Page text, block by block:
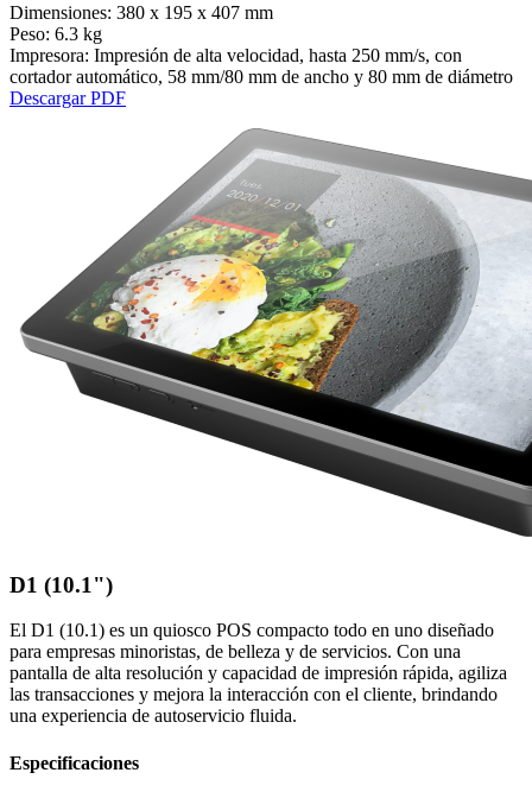
Dimensiones: 380 x 195 x 407 mm
Peso: 6.3 kg
Impresora: Impresión de alta velocidad, hasta 250 mm/s, con
cortador automático, 58 mm/80 mm de ancho y 80 mm de diámetro
Descargar PDF
D1 (10.1")
El D1 (10.1) es un quiosco POS compacto todo en uno diseñado
para empresas minoristas, de belleza y de servicios. Con una
pantalla de alta resolución y capacidad de impresión rápida, agiliza
las transacciones y mejora la interacción con el cliente, brindando
una experiencia de autoservicio fluida.
Especificaciones